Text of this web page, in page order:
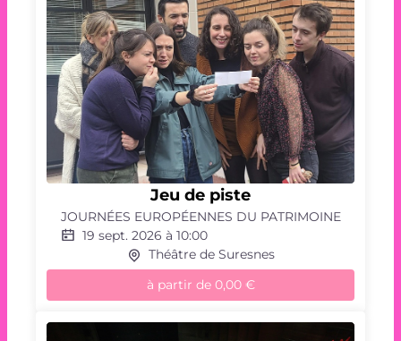
de
Jeu de piste
JOURNÉES EUROPÉENNES DU PATRIMOINE
19 sept. 2026 à 10:00
Théâtre de Suresnes
à partir de 0,00 €
piste